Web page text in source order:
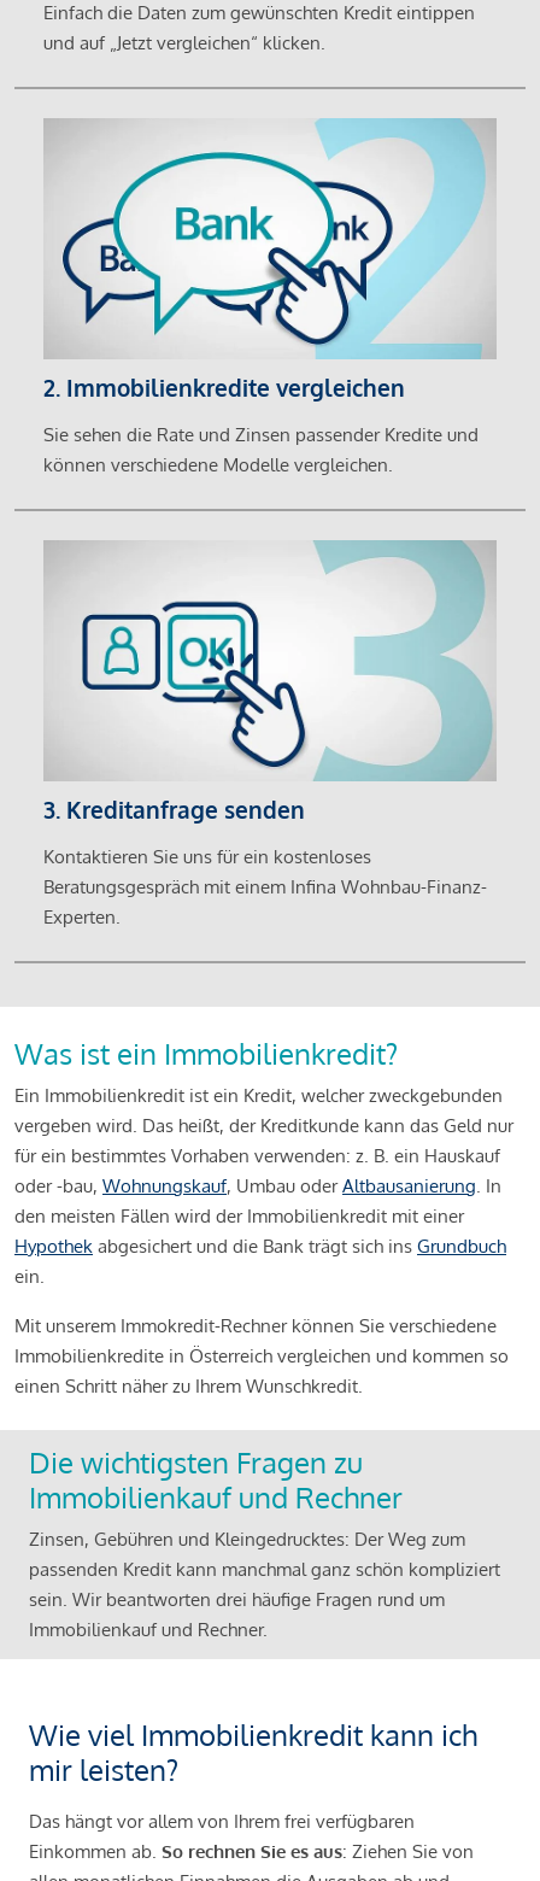
Einfach die Daten zum gewünschten Kredit eintippen
und auf „Jetzt vergleichen“ klicken.
2. Immobilienkredite vergleichen
Sie sehen die Rate und Zinsen passender Kredite und
können verschiedene Modelle vergleichen.
3. Kreditanfrage senden
Kontaktieren Sie uns für ein kostenloses
Beratungsgespräch mit einem Infina Wohnbau-Finanz-
Experten.
Was ist ein Immobilienkredit?
Ein Immobilienkredit ist ein Kredit, welcher zweckgebunden
vergeben wird. Das heißt, der Kreditkunde kann das Geld nur
für ein bestimmtes Vorhaben verwenden: z. B. ein Hauskauf
oder -bau, Wohnungskauf, Umbau oderAltbausanierung. In
den meisten Fällen wird der Immobilienkredit mit einer
Hypothek abgesichert und die Bank trägt sich ins Grundbuch
ein.
Mit unserem Immokredit-Rechner können Sie verschiedene
Immobilienkredite in Österreich vergleichen und kommen so
einen Schritt näher zu Ihrem Wunschkredit.
Die wichtigsten Fragen zu
Immobilienkauf und Rechner
Zinsen, Gebühren und Kleingedrucktes: Der Weg zum
passenden Kredit kann manchmal ganz schön kompliziert
sein. Wir beantworten drei häufige Fragen rund um
Immobilienkauf und Rechner.
Wie viel Immobilienkredit kann ich
mir leisten?
Das hängt vor allem von Ihrem frei verfügbaren
Einkommen ab. So rechnen Sie es aus: Ziehen Sie von